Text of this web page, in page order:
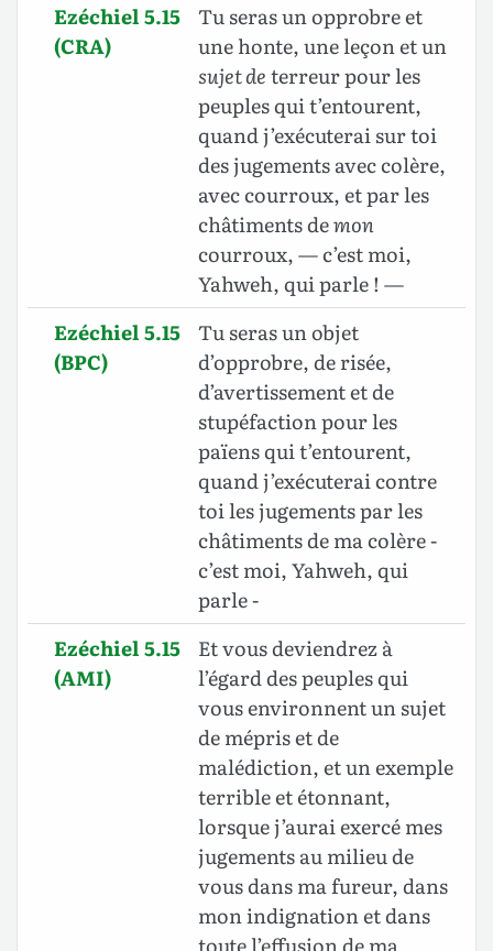
Ezéchiel 5.15
(CRA)
Tu seras un opprobre et
une honte, une leçon et un
sujet deterreur pour les
peuples qui t’entourent,
quand j’exécuterai sur toi
des jugements avec colère,
avec courroux, et par les
châtiments demon
courroux, — c’est moi,
Yahweh, qui parle ! —
Ezéchiel 5.15
(BPC)
Tu seras un objet
d’opprobre, de risée,
d’avertissement et de
stupéfaction pour les
païens qui t’entourent,
quand j’exécuterai contre
toi les jugements par les
châtiments de ma colère -
c’est moi, Yahweh, qui
parle -
Ezéchiel 5.15
(AMI)
Et vous deviendrez à
l’égard des peuples qui
vous environnent un sujet
de mépris et de
malédiction, et un exemple
terrible et étonnant,
lorsque j’aurai exercé mes
jugements au milieu de
vous dans ma fureur, dans
mon indignation et dans
toute l’effusion de ma